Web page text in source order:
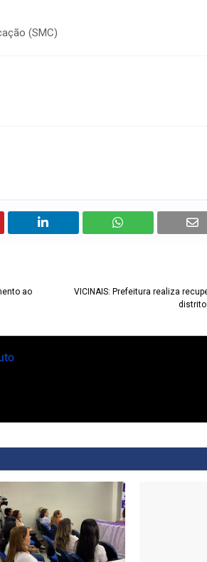
(SMC)
VICINAIS: Prefeitura realiza
distrito
ao